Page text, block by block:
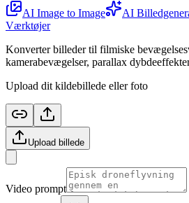
AI Image to Image AI
Værktøjer
Konverter billeder til filmiske
kamerabevægelser, parallax
Upload dit kildebillede eller foto
Upload billede
Video prompt